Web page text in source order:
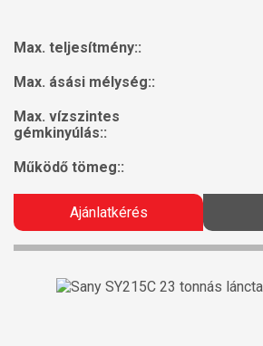
Max. teljesítmény::
Max. ásási mélység::
Max. vízszintes
gémkinyúlás::
Működő tömeg::
Ajánlatkérés